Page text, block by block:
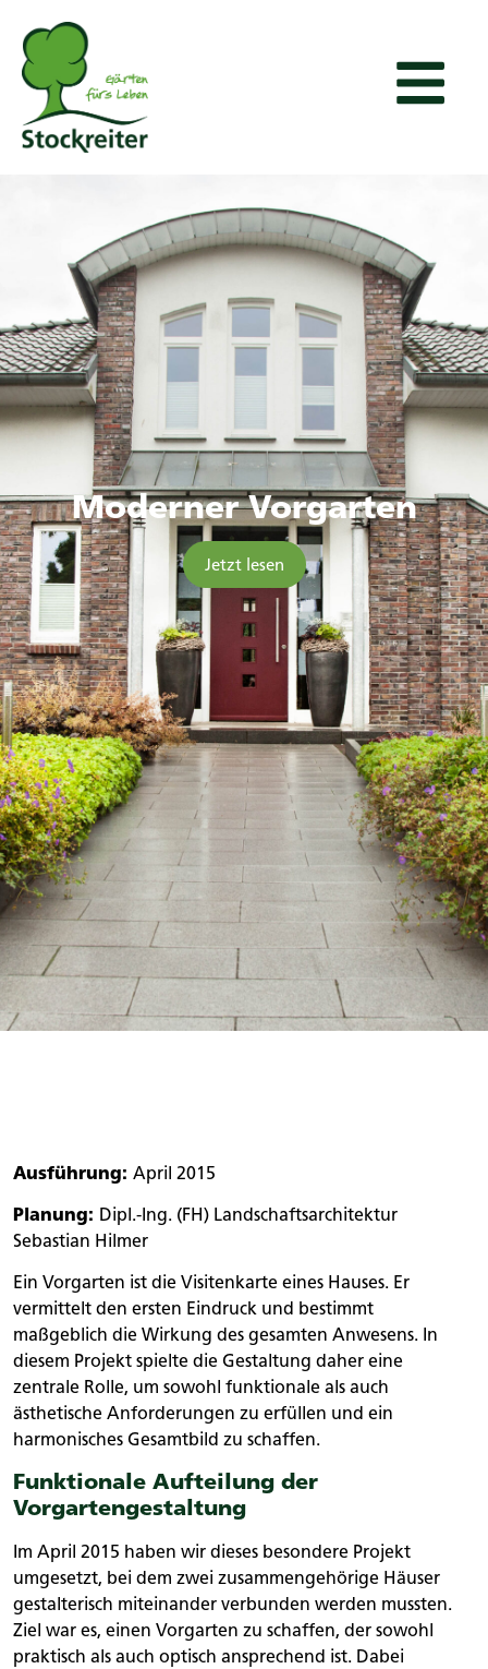
Moderner Vorgarten
Jetzt lesen
Ausführung: April 2015
Planung: Dipl.-Ing. (FH) Landschaftsarchitektur
Sebastian Hilmer
Ein Vorgarten ist die Visitenkarte eines Hauses. Er
vermittelt den ersten Eindruck und bestimmt
maßgeblich die Wirkung des gesamten Anwesens. In
diesem Projekt spielte die Gestaltung daher eine
zentrale Rolle, um sowohl funktionale als auch
ästhetische Anforderungen zu erfüllen und ein
harmonisches Gesamtbild zu schaffen.
Funktionale Aufteilung der
Vorgartengestaltung
Im April 2015 haben wir dieses besondere Projekt
umgesetzt, bei dem zwei zusammengehörige Häuser
gestalterisch miteinander verbunden werden mussten.
Ziel war es, einen Vorgarten zu schaffen, der sowohl
praktisch als auch optisch ansprechend ist. Dabei